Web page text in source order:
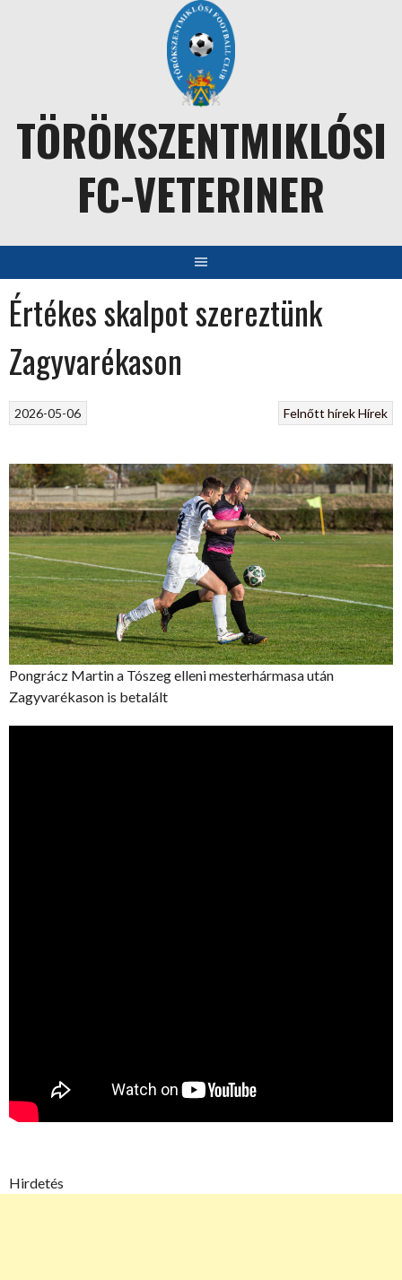
TÖRÖKSZENTMIKLÓSI
FC-VETERINER
Értékes skalpot szereztünk
Zagyvarékason
Felnőtt hírekHírek
2026-05-06
Pongrácz Martin a Tószeg elleni mesterhármasa után
Zagyvarékason is betalált
Hirdetés